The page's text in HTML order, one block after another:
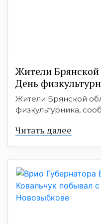
Жители
День
Жители Брянской
физкультурника,
Читать далее